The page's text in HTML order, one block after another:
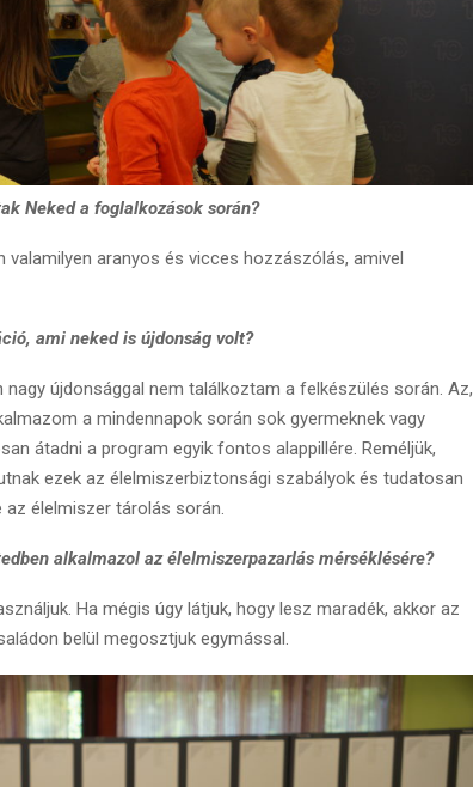
Neked a foglalkozások során?
aranyos és vicces hozzászólás, amivel
ami neked is újdonság volt?
újdonsággal nem találkoztam a felkészülés során. Az,
a mindennapok során sok gyermeknek vagy
átadni a program egyik fontos alappillére. Reméljük,
ezek az élelmiszerbiztonsági szabályok és tudatosan
az élelmiszer tárolás során.
alkalmazol az élelmiszerpazarlás mérséklésére?
Ha mégis úgy látjuk, hogy lesz maradék, akkor az
belül megosztjuk egymással.